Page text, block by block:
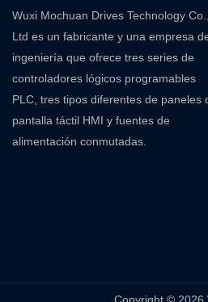
Wuxi Mochuan Drives Technology Co.,
Ltd es un fabricante y una empresa
ingeniería que ofrece tres series de
controladores lógicos programables
PLC, tres tipos diferentes de paneles
pantalla táctil HMI y fuentes de
alimentación conmutadas.